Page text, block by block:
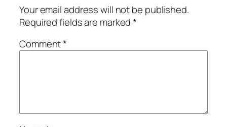
Your email address will not be published.
Required fields are marked*
Comment*